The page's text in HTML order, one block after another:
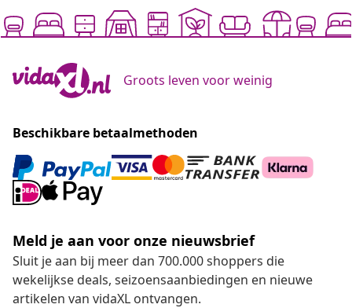
Groots leven voor weinig
Beschikbare betaalmethoden
Meld je aan voor onze nieuwsbrief
Sluit je aan bij meer dan 700.000 shoppers die
wekelijkse deals, seizoensaanbiedingen en nieuwe
artikelen van vidaXL ontvangen.